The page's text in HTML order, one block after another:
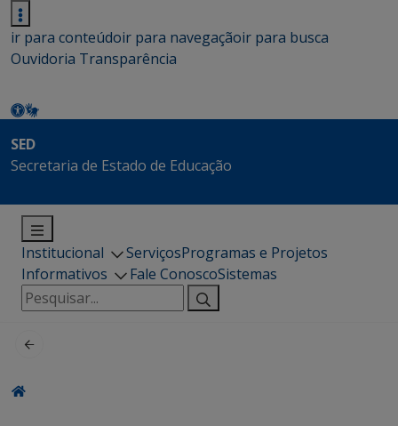
ir para conteúdoir para navegaçãoir para busca
Ouvidoria Transparência
SED
Secretaria de Estado de Educação
Institucional ServiçosProgramas e Projetos
Informativos
Fale ConoscoSistemas
Pesquisar
por: